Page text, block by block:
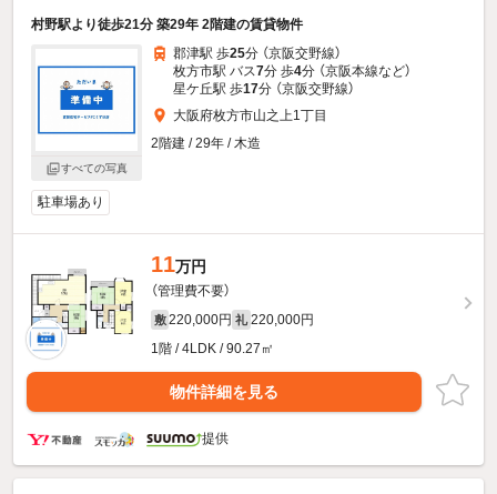
村野駅より徒歩21分 築29年 2階建の賃貸物件
すべての写真
郡津駅 歩25分 （京阪交野線）
枚方市駅 バス7分 歩4分 （京阪本線など）
星ケ丘駅 歩17分 （京阪交野線）
大阪府枚方市山之上1丁目
2階建 / 29年 / 木造
駐車場あり
11万円
（管理費不要）
敷 220,000円 礼 220,000円
1階 / 4LDK / 90.27㎡
物件詳細を見る
提供